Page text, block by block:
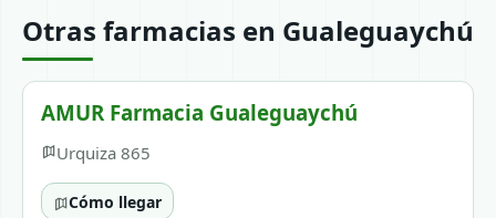
Otras farmacias en Gualeguaychú
AMUR Farmacia Gualeguaychú
Urquiza 865
Cómo llegar